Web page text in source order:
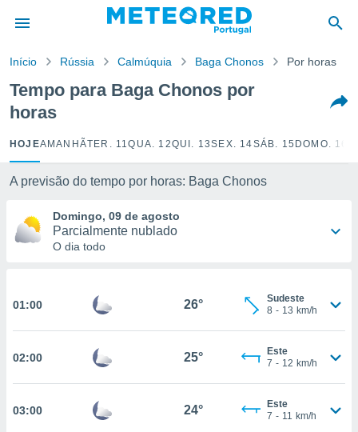
da
foi
para
fornecidas
a este
e
recolhidas
ACEITAR
Início Rússia Calmúquia Baga Chonos Por horas
Tempo para Baga Chonos por
horas
HOJEAMANHÃTER. 11QUA. 12QUI. 13SEX. 14SÁB. 15 DOMO. 16
A previsão do tempo por horas: Baga Chonos
Domingo, 09 de agosto
Parcialmente nublado
O dia todo
01:00 26°
Sudeste
8 - 13 km/h
02:00 25°
Este
7 - 12 km/h
03:00 24°
Este
7 - 11 km/h